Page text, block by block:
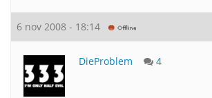
6 nov 2008 - 18:14
DieProblem 4